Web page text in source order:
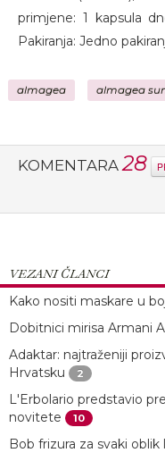
primjene: 1 kapsula
Pakiranja: Jedno
almagea almagea
KOMENTARA 28
VEZANI ČLANCI
Kako nositi maskare u
Dobitnici mirisa Armani
Adaktar: najtraženiji
Hrvatsku
2
L'Erbolario predstavio
novitete
10
Bob frizura za svaki oblik